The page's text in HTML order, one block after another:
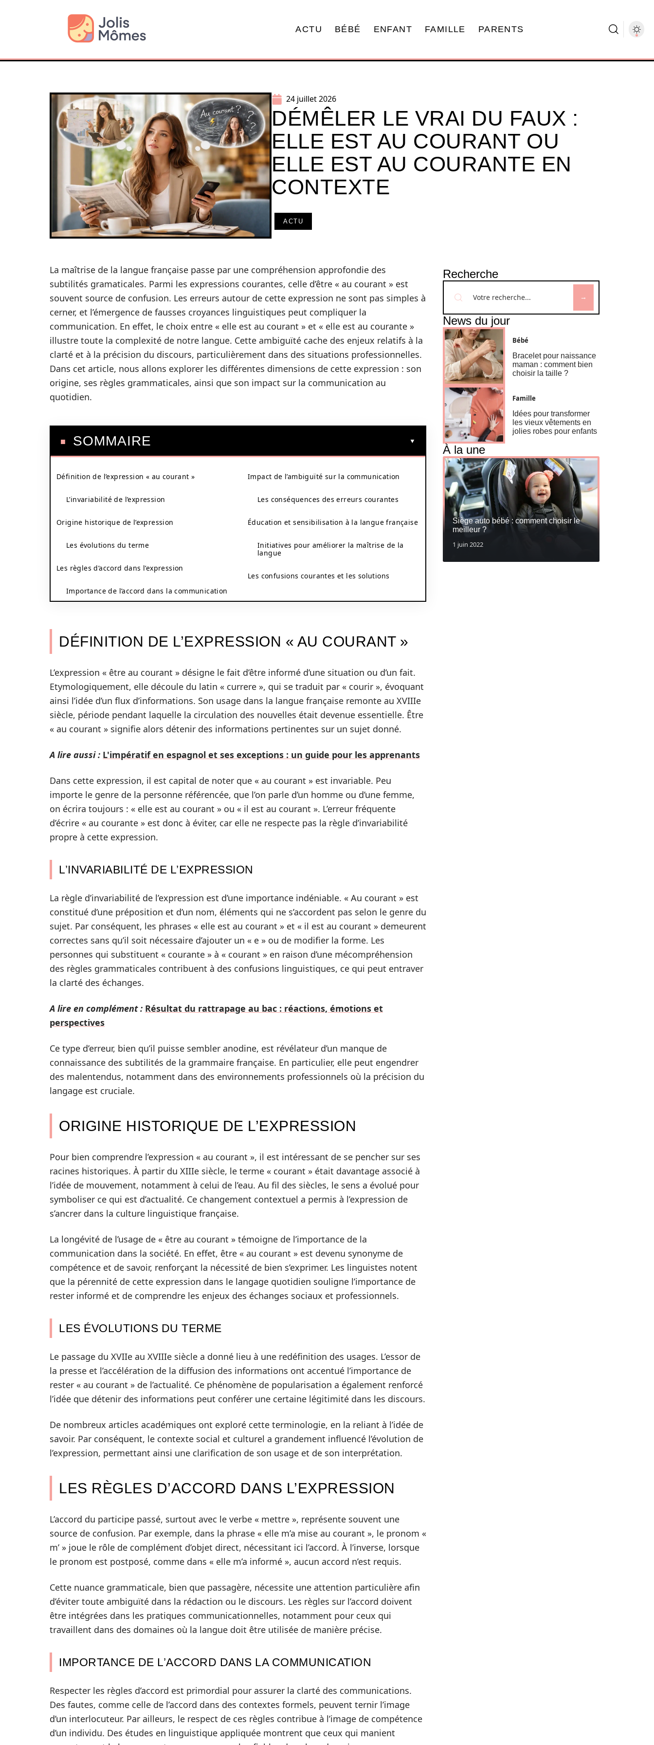
ACTU BÉBÉ ENFANT FAMILLE PARENTS
24 juillet 2026
DÉMÊLER LE VRAI DU FAUX :
ELLE EST AU COURANT OU
ELLE EST AU COURANTE EN
CONTEXTE
ACTU
La maîtrise de la langue française passe par une compréhension approfondie des
subtilités gramaticales. Parmi les expressions courantes, celle d’être « au courant » est
souvent source de confusion. Les erreurs autour de cette expression ne sont pas simples à
cerner, et l’émergence de fausses croyances linguistiques peut compliquer la
communication. En effet, le choix entre « elle est au courant » et « elle est au courante »
illustre toute la complexité de notre langue. Cette ambiguïté cache des enjeux relatifs à la
clarté et à la précision du discours, particulièrement dans des situations professionnelles.
Dans cet article, nous allons explorer les différentes dimensions de cette expression : son
origine, ses règles grammaticales, ainsi que son impact sur la communication au
quotidien.
SOMMAIRE
Définition de l’expression « au courant »
L’invariabilité de l’expression
Origine historique de l’expression
Les évolutions du terme
Les règles d’accord dans l’expression
Importance de l’accord dans la communication
Impact de l’ambiguïté sur la communication
Les conséquences des erreurs courantes
Éducation et sensibilisation à la langue française
Initiatives pour améliorer la maîtrise de la
langue
Les confusions courantes et les solutions
DÉFINITION DE L’EXPRESSION « AU COURANT »
L’expression « être au courant » désigne le fait d’être informé d’une situation ou d’un fait.
Etymologiquement, elle découle du latin « currere », qui se traduit par « courir », évoquant
ainsi l’idée d’un flux d’informations. Son usage dans la langue française remonte au XVIIIe
siècle, période pendant laquelle la circulation des nouvelles était devenue essentielle. Être
« au courant » signifie alors détenir des informations pertinentes sur un sujet donné.
A lire aussi : L'impératif en espagnol et ses exceptions : un guide pour les apprenants
Dans cette expression, il est capital de noter que « au courant » est invariable. Peu
importe le genre de la personne référencée, que l’on parle d’un homme ou d’une femme,
on écrira toujours : « elle est au courant » ou « il est au courant ». L’erreur fréquente
d’écrire « au courante » est donc à éviter, car elle ne respecte pas la règle d’invariabilité
propre à cette expression.
L’INVARIABILITÉ DE L’EXPRESSION
La règle d’invariabilité de l’expression est d’une importance indéniable. « Au courant » est
constitué d’une préposition et d’un nom, éléments qui ne s’accordent pas selon le genre du
sujet. Par conséquent, les phrases « elle est au courant » et « il est au courant » demeurent
correctes sans qu’il soit nécessaire d’ajouter un « e » ou de modifier la forme. Les
personnes qui substituent « courante » à « courant » en raison d’une mécompréhension
des règles grammaticales contribuent à des confusions linguistiques, ce qui peut entraver
la clarté des échanges.
A lire en complément : Résultat du rattrapage au bac : réactions, émotions et
perspectives
Ce type d’erreur, bien qu’il puisse sembler anodine, est révélateur d’un manque de
connaissance des subtilités de la grammaire française. En particulier, elle peut engendrer
des malentendus, notamment dans des environnements professionnels où la précision du
langage est cruciale.
ORIGINE HISTORIQUE DE L’EXPRESSION
Pour bien comprendre l’expression « au courant », il est intéressant de se pencher sur ses
racines historiques. À partir du XIIIe siècle, le terme « courant » était davantage associé à
l’idée de mouvement, notamment à celui de l’eau. Au fil des siècles, le sens a évolué pour
symboliser ce qui est d’actualité. Ce changement contextuel a permis à l’expression de
s’ancrer dans la culture linguistique française.
La longévité de l’usage de « être au courant » témoigne de l’importance de la
communication dans la société. En effet, être « au courant » est devenu synonyme de
compétence et de savoir, renforçant la nécessité de bien s’exprimer. Les linguistes notent
que la pérennité de cette expression dans le langage quotidien souligne l’importance de
rester informé et de comprendre les enjeux des échanges sociaux et professionnels.
LES ÉVOLUTIONS DU TERME
Le passage du XVIIe au XVIIIe siècle a donné lieu à une redéfinition des usages. L’essor de
la presse et l’accélération de la diffusion des informations ont accentué l’importance de
rester « au courant » de l’actualité. Ce phénomène de popularisation a également renforcé
l’idée que détenir des informations peut conférer une certaine légitimité dans les discours.
De nombreux articles académiques ont exploré cette terminologie, en la reliant à l’idée de
savoir. Par conséquent, le contexte social et culturel a grandement influencé l’évolution de
l’expression, permettant ainsi une clarification de son usage et de son interprétation.
LES RÈGLES D’ACCORD DANS L’EXPRESSION
L’accord du participe passé, surtout avec le verbe « mettre », représente souvent une
source de confusion. Par exemple, dans la phrase « elle m’a mise au courant », le pronom «
m’ » joue le rôle de complément d’objet direct, nécessitant ici l’accord. À l’inverse, lorsque
le pronom est postposé, comme dans « elle m’a informé », aucun accord n’est requis.
Cette nuance grammaticale, bien que passagère, nécessite une attention particulière afin
d’éviter toute ambiguïté dans la rédaction ou le discours. Les règles sur l’accord doivent
être intégrées dans les pratiques communicationnelles, notamment pour ceux qui
travaillent dans des domaines où la langue doit être utilisée de manière précise.
IMPORTANCE DE L’ACCORD DANS LA COMMUNICATION
Respecter les règles d’accord est primordial pour assurer la clarté des communications.
Des fautes, comme celle de l’accord dans des contextes formels, peuvent ternir l’image
d’un interlocuteur. Par ailleurs, le respect de ces règles contribue à l’image de compétence
d’un individu. Des études en linguistique appliquée montrent que ceux qui manient
Recherche
News du jour
Bébé
Bracelet pour naissance
maman : comment bien
choisir la taille ?
Famille
Idées pour transformer
les vieux vêtements en
jolies robes pour enfants
À la une
Siège auto bébé : comment choisir le
meilleur ?
1 juin 2022